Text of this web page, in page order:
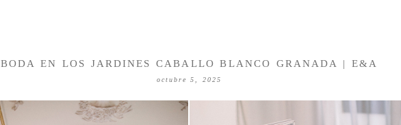
BODA EN LOS JARDINES CABALLO BLANCO GRANADA | E&A
octubre 5, 2025